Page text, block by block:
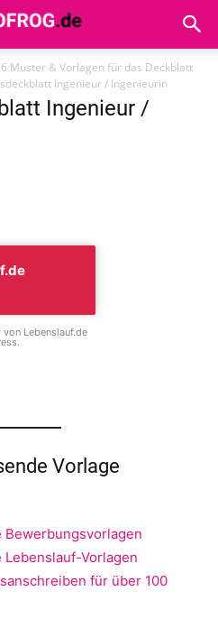
Muster & Vorlagen für das Deckblatt
Ingenieur / Ingenieurin
Ingenieur /
Lebenslauf.de
Vorlage
Bewerbungsvorlagen
Vorlagen
für über 100